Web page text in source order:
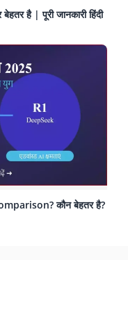
है | पूरी जानकारी हिंदी
कौन बेहतर है?